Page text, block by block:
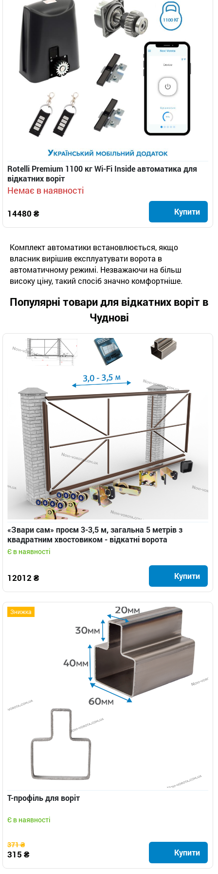
Rotelli Premium 1100 кг Wi-Fi Inside автоматика для
відкатних воріт
Немає в наявності
14480 ₴ Купити
Комплект автоматики встановлюється, якщо
власник вирішив експлуатувати ворота в
автоматичному режимі. Незважаючи на більш
високу ціну, такий спосіб значно комфортніше.
Популярні товари для відкатних воріт в
Чуднові
«Звари сам» проєм 3-3,5 м, загальна 5 метрів з
квадратним хвостовиком - відкатні ворота
Є в наявності
12012 ₴ Купити
Знижка
Т-профіль для воріт
Є в наявності
371 ₴
315 ₴ Купити